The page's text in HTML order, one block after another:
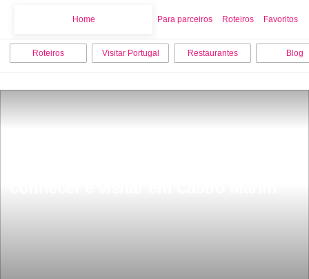
Home Para parceiros Roteiros Favoritos
Roteiros Visitar Portugal Restaurantes Blog